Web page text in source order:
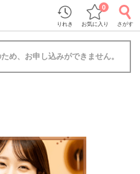
りれき お気に入り
0
さがす
め、お申し込みができません。